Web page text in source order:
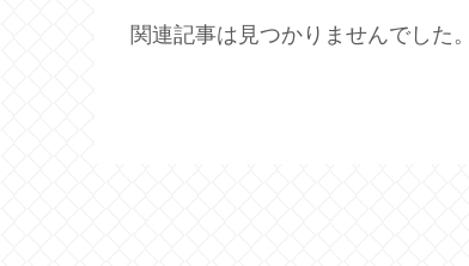
関連記事は見つかりませんでした。